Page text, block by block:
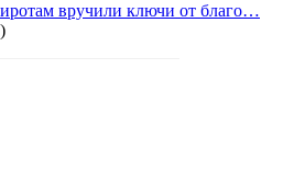
вручили ключи от благо…